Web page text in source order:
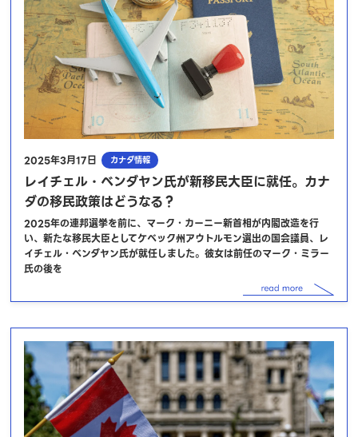
2025年3月17日 カナダ情報
レイチェル・ベンダヤン氏が新移民大臣に就任。カナ
ダの移民政策はどうなる？
2025年の連邦選挙を前に、マーク・カーニー新首相が内閣改造を行
い、新たな移民大臣としてケベック州アウトルモン選出の国会議員、レ
イチェル・ベンダヤン氏が就任しました。彼女は前任のマーク・ミラー
氏の後を